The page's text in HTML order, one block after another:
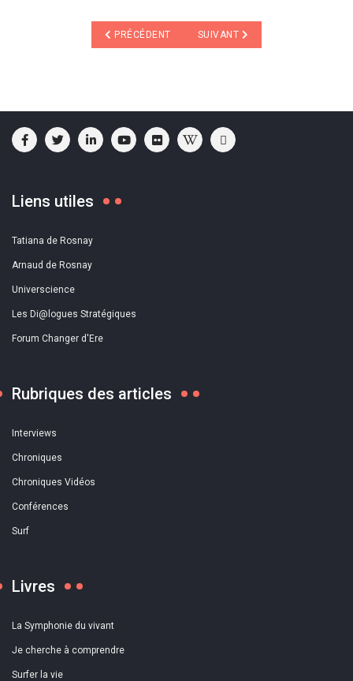
ARTICLE PRÉCÉDENT : LE RESPECT DE LA
PRÉCÉDENT ARTICLE SUIVANT :
SUIVANT
Liens utiles
Tatiana de Rosnay
Arnaud de Rosnay
Universcience
Les Di@logues Stratégiques
Forum Changer d'Ere
Rubriques des articles
Interviews
Chroniques
Chroniques Vidéos
Conférences
Surf
Livres
La Symphonie du vivant
Je cherche à comprendre
Surfer la vie